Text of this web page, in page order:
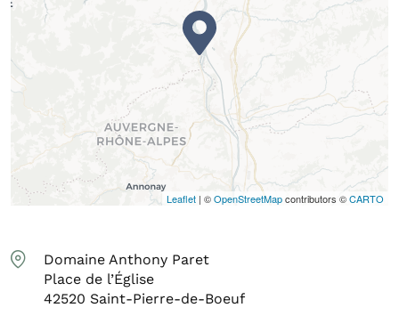
Leaflet | ©OpenStreetMapcontributors ©CARTO
Domaine Anthony Paret
Place de l’Église
42520 Saint-Pierre-de-Boeuf